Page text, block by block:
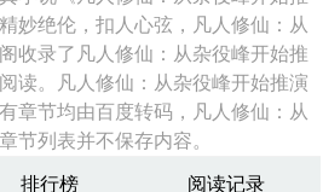
妙绝伦，扣人心弦，凡人修仙：从
收录了凡人修仙：从杂役峰开始推
读。凡人修仙：从杂役峰开始推演
章节均由百度转码，凡人修仙：从
节列表并不保存内容。
排行榜 阅读记录